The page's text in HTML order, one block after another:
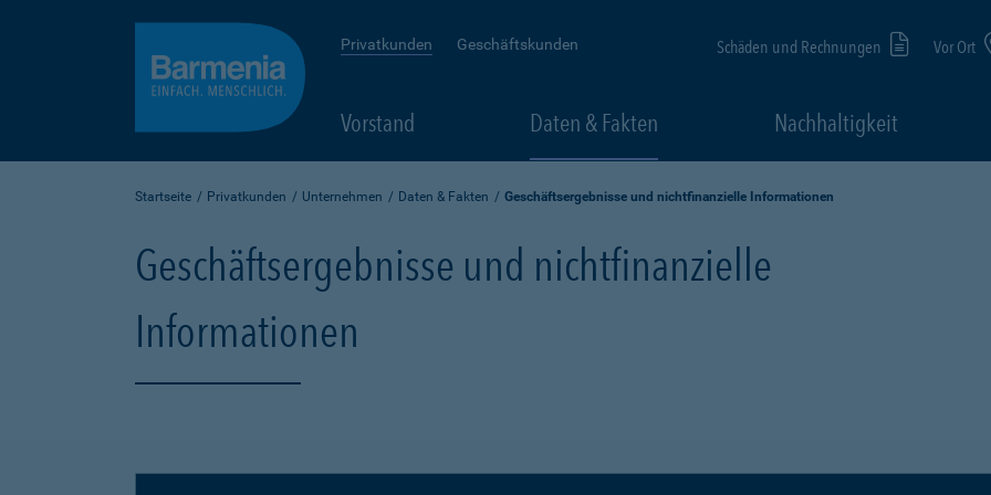
Privatkunden Geschäftskunden Schäden und Rechnungen Vor Ort
Vorstand Daten & Fakten Nachhaltigkeit
Startseite Privatkunden Unternehmen Daten & Fakten Geschäftsergebnisse und nichtfinanzielle Informationen
Geschäftsergebnisse und nichtfinanzielle
Informationen